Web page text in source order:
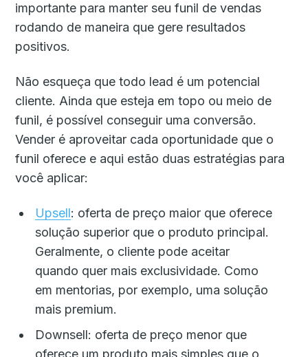
importante para manter seu funil de vendas
rodando de maneira que gere resultados
positivos.
Não esqueça que todo lead é um potencial
cliente. Ainda que esteja em topo ou meio de
funil, é possível conseguir uma conversão.
Vender é aproveitar cada oportunidade que o
funil oferece e aqui estão duas estratégias para
você aplicar:
Upsell: oferta de preço maior que oferece
solução superior que o produto principal.
Geralmente, o cliente pode aceitar
quando quer mais exclusividade. Como
em mentorias, por exemplo, uma solução
mais premium.
Downsell: oferta de preço menor que